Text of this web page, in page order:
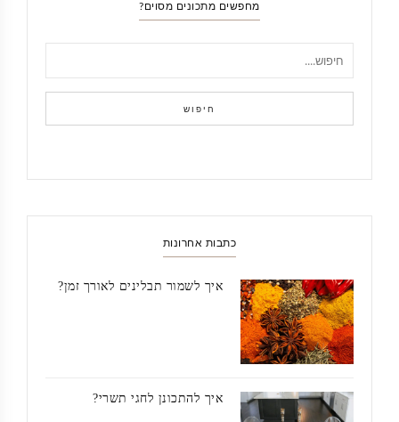
מחפשים מתכונים מסוים?
חיפוש
כתבות אחרונות
איך לשמור תבלינים לאורך זמן?
איך להתכונן לחגי תשרי?